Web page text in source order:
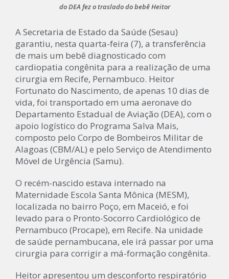
do DEA fez o traslado do bebê Heitor
A Secretaria de Estado da Saúde (Sesau)
garantiu, nesta quarta-feira (7), a transferência
de mais um bebê diagnosticado com
cardiopatia congênita para a realização de uma
cirurgia em Recife, Pernambuco. Heitor
Fortunato do Nascimento, de apenas 10 dias de
vida, foi transportado em uma aeronave do
Departamento Estadual de Aviação (DEA), com o
apoio logístico do Programa Salva Mais,
composto pelo Corpo de Bombeiros Militar de
Alagoas (CBM/AL) e pelo Serviço de Atendimento
Móvel de Urgência (Samu).
O recém-nascido estava internado na
Maternidade Escola Santa Mônica (MESM),
localizada no bairro Poço, em Maceió, e foi
levado para o Pronto-Socorro Cardiológico de
Pernambuco (Procape), em Recife. Na unidade
de saúde pernambucana, ele irá passar por uma
cirurgia para corrigir a má-formação congênita.
Heitor apresentou um desconforto respiratório